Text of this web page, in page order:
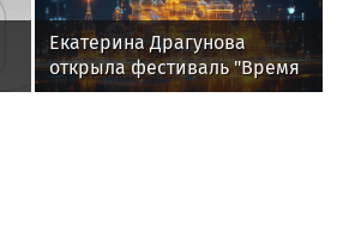
Екатерина Драгунова
открыла фестиваль "Время
добра. Лето" в Москве